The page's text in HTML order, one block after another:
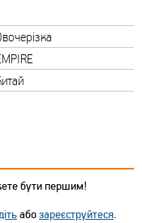
бути першим!
абозареєструйтеся.